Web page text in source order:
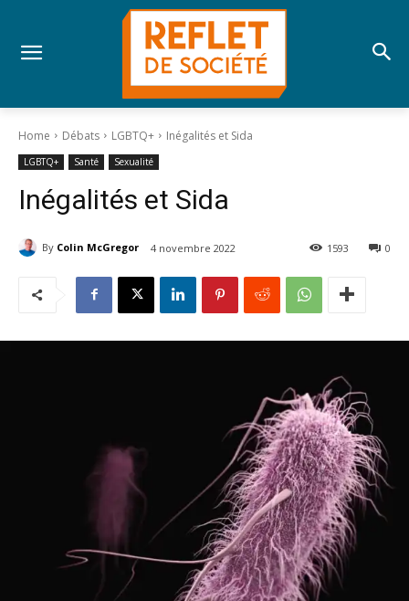
Home Débats LGBTQ+ Inégalités et Sida
LGBTQ+ Santé Sexualité
Inégalités et Sida
By Colin McGregor 4 novembre 2022 0
1593